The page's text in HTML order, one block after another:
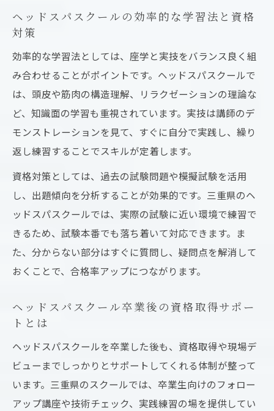
ヘッドスパスクールの効率的な学習法と資格
対策
効率的な学習法としては、座学と実技をバランス良く組
み合わせることがポイントです。ヘッドスパスクールで
は、頭皮や筋肉の構造理解、リラクゼーションの理論な
ど、知識面の学習も重視されています。実技は講師のデ
モンストレーションを見て、すぐに自分で実践し、繰り
返し練習することでスキルが定着します。
資格対策としては、過去の試験問題や模擬試験を活用
し、出題傾向を分析することが効果的です。三重県のヘ
ッドスパスクールでは、実際の試験に近い環境で練習で
きるため、試験本番でも落ち着いて対応できます。ま
た、分からない部分はすぐに質問し、疑問点を解消して
おくことで、合格率アップにつながります。
ヘッドスパスクール卒業後の資格取得サポー
トとは
ヘッドスパスクールを卒業した後も、資格取得や現場デ
ビューまでしっかりとサポートしてくれる体制が整って
います。三重県のスクールでは、卒業生向けのフォロー
アップ講座や技術チェック、実践練習の場を提供してい